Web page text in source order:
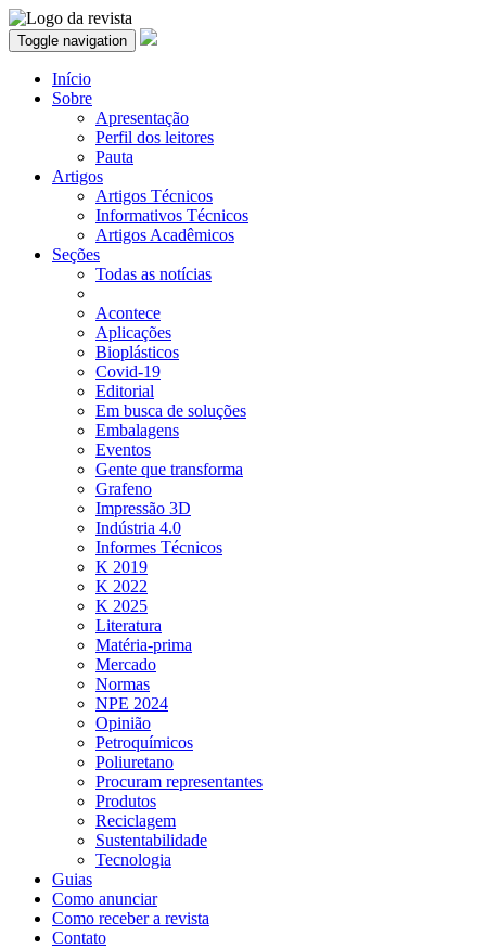
Toggle navigation
Início
Sobre
Apresentação
Perfil dos leitores
Pauta
Artigos
Artigos Técnicos
Informativos Técnicos
Artigos Acadêmicos
Seções
Todas as notícias
Acontece
Aplicações
Bioplásticos
Covid-19
Editorial
Em busca de soluções
Embalagens
Eventos
Gente que transforma
Grafeno
Impressão 3D
Indústria 4.0
Informes Técnicos
K 2019
K 2022
K 2025
Literatura
Matéria-prima
Mercado
Normas
NPE 2024
Opinião
Petroquímicos
Poliuretano
Procuram representantes
Produtos
Reciclagem
Sustentabilidade
Tecnologia
Guias
Como anunciar
Como receber a revista
Contato